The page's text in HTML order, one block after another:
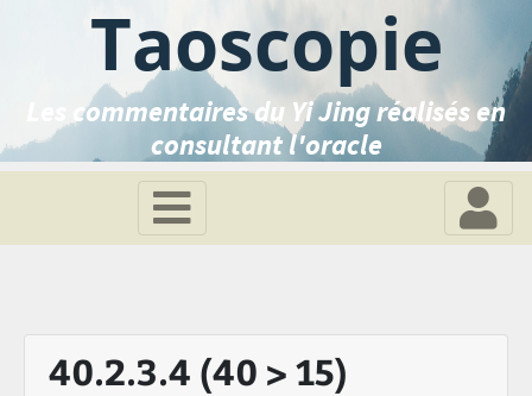
Taoscopie
Les commentaires du Yi Jing réalisés en
consultant l'oracle
40.2.3.4 (40 > 15)